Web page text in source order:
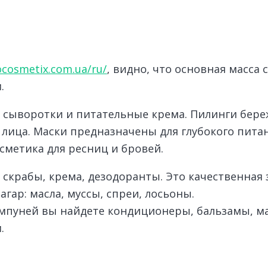
ru/, видно, что основная масса
сыворотки и питательные крема. Пилинги
Маски предназначены для глубокого
для ресниц и бровей.
крема, дезодоранты. Это
масла, муссы, спреи, лосьоны.
вы найдете кондиционеры, бальзамы,